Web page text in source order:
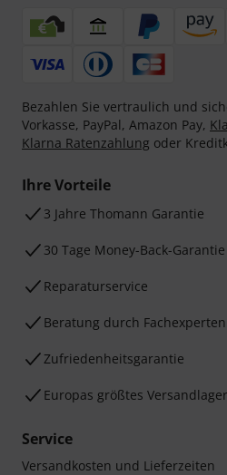
Bezahlen Sie vertraulich und
Vorkasse, PayPal, Amazon Pay,
Klarna Ratenzahlung oder
Ihre Vorteile
3 Jahre Thomann Garantie
30 Tage Money-Back-Garantie
Reparaturservice
Beratung durch Fachexperten
Zufriedenheitsgarantie
Europas größtes Versandlager
Service
Versandkosten und Lieferzeiten